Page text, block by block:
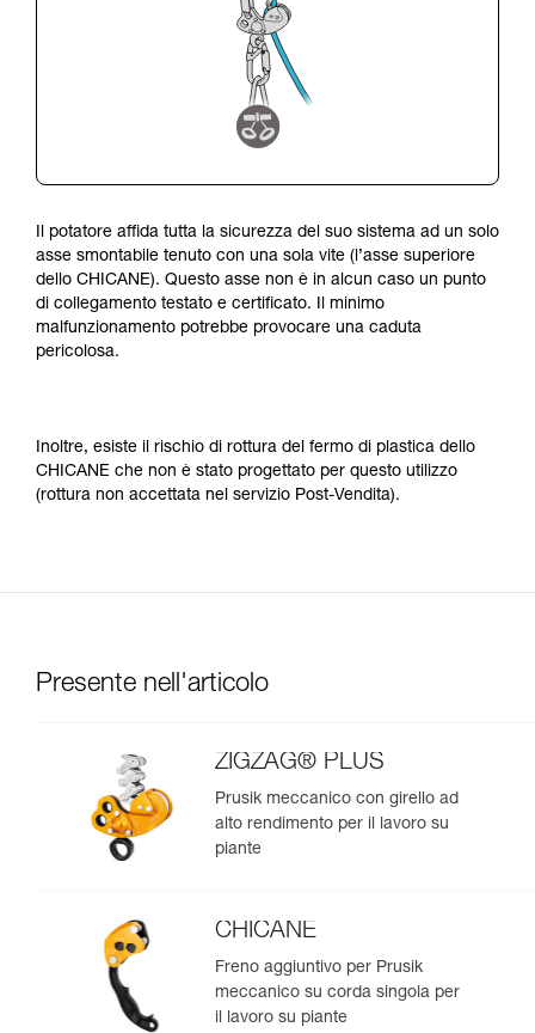
Il potatore affida tutta la sicurezza del suo sistema ad un solo
asse smontabile tenuto con una sola vite (l’asse superiore
dello CHICANE). Questo asse non è in alcun caso un punto
di collegamento testato e certificato. Il minimo
malfunzionamento potrebbe provocare una caduta
pericolosa.
Inoltre, esiste il rischio di rottura del fermo di plastica dello
CHICANE che non è stato progettato per questo utilizzo
(rottura non accettata nel servizio Post-Vendita).
Presente nell'articolo
ZIGZAG® PLUS
Prusik meccanico con girello ad
alto rendimento per il lavoro su
piante
CHICANE
Freno aggiuntivo per Prusik
meccanico su corda singola per
il lavoro su piante